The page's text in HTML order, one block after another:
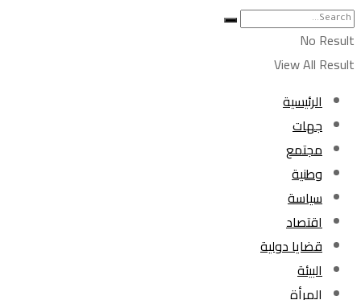
No Result
View All Result
الرئيسية
جهات
مجتمع
وطنية
سياسة
اقتصاد
قضايا دولية
البيئة
المرأة